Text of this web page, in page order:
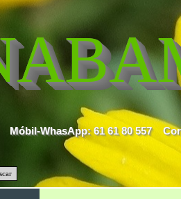
Móbil-WhasApp: 61 61 80 557